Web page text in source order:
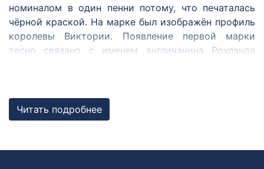
номиналом в один пенни потому, что печаталась
чёрной краской. На марке был изображён профиль
королевы Виктории. Появление первой марки
тесно связано с именем англичанина Роулэнда
цены почтовой услуги, наклеивающийся на
конверт. И оказался первым, кому удалось идею,
Читать подробнее